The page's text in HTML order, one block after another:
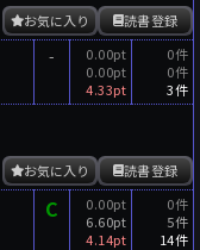
読書登録
お気に入り
-
0.00pt
0.00pt
4.33pt
0件
0件
3件
読書登録
お気に入り
C
0.00pt
6.60pt
4.14pt
0件
5件
14件